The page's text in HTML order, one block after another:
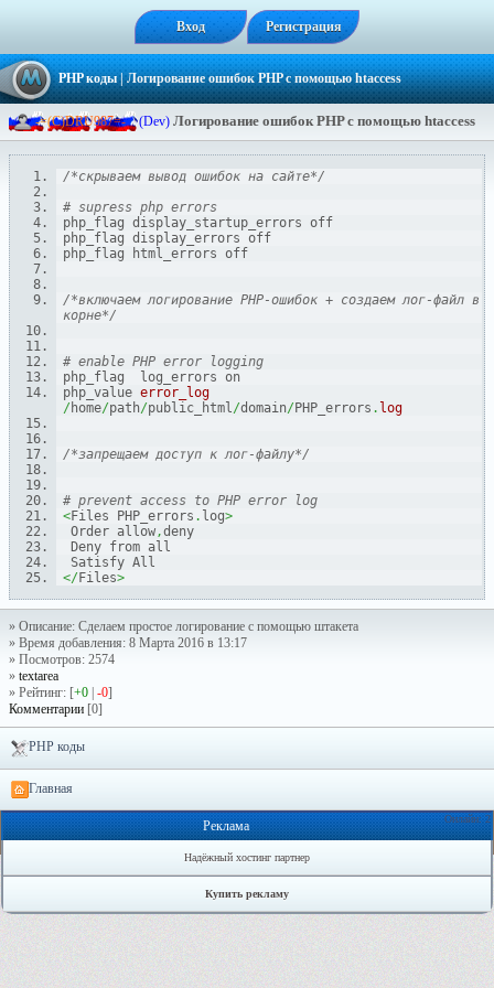
Вход Регистрация
PHP коды| Логирование ошибок PHP с помощью htaccess
-=(C)DRU987=- (Dev) Логирование ошибок PHP с помощью htaccess
/*скрываем вывод ошибок на сайте*/
# supress php errors
php_flag display_startup_errors off
php_flag display_errors off
php_flag html_errors off
/*включаем логирование PHP-ошибок + создаем лог-файл в
корне*/
# enable PHP error logging
php_flag  log_errors on
php_value error_log
/ home/path/public_html/domain/ PHP_errors . log
/*запрещаем доступ к лог-файлу*/
# prevent access to PHP error log
<Files PHP_errors . log>
Order allow,deny
Deny from all
Satisfy All
</ Files>
» Описание: Сделаем простое логирование с помощью штакета
» Время добавления: 8 Марта 2016 в 13:17
» Посмотров: 2574
» textarea
» Рейтинг: [+0 -0]
Комментарии [0]
PHP коды
Главная
Онлайн: 2
Реклама
Надёжный хостинг партнер
Купить рекламу